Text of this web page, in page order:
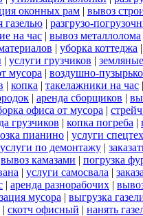
оконных рам | вывоз
газелью | разгрузо-
на час | вывоз металлолома
| уборка коттеджа
| услуги грузчиков |
мусора | воздушно-
| копка | такелажники на час
| аренда сборщиков |
офиса от мусора |
грузчиков | копка погреба |
пианино | услуги
услуги по демонтажу |
вывоз камазами | погрузка
| услуги самосвала |
| аренда разнорабочих |
мусора | выгрузка
| скотч офисный | нанять